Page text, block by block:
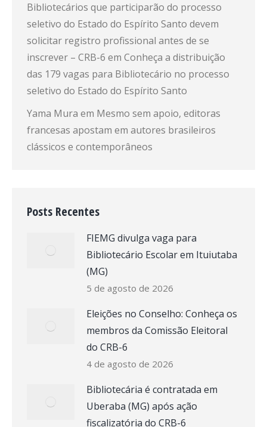
Bibliotecários que participarão do processo
seletivo do Estado do Espírito Santo devem
solicitar registro profissional antes de se
inscrever – CRB-6 em Conheça a distribuição
das 179 vagas para Bibliotecário no processo
seletivo do Estado do Espírito Santo
Yama Mura em Mesmo sem apoio, editoras
francesas apostam em autores brasileiros
clássicos e contemporâneos
Posts Recentes
FIEMG divulga vaga para
Bibliotecário Escolar em Ituiutaba
(MG)
5 de agosto de 2026
Eleições no Conselho: Conheça os
membros da Comissão Eleitoral
do CRB-6
4 de agosto de 2026
Bibliotecária é contratada em
Uberaba (MG) após ação
fiscalizatória do CRB-6